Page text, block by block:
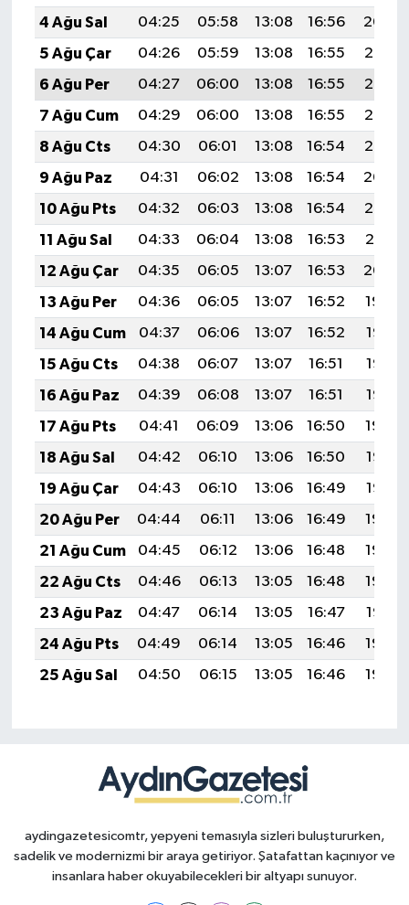
4 Ağu Sal
04:25 05:58 13:08 16:56
20:09
5 Ağu Çar
04:26 05:59 13:08 16:55
20:08
6 Ağu Per
04:27 06:00 13:08 16:55
20:07
7 Ağu Cum
04:29 06:00 13:08 16:55
20:06
8 Ağu Cts
04:30 06:01 13:08 16:54
20:05
9 Ağu Paz
04:31 06:02 13:08 16:54
20:04
10 Ağu Pts
04:32 06:03 13:08 16:54
20:03
11 Ağu Sal
04:33 06:04 13:08 16:53
20:01
12 Ağu Çar
04:35 06:05 13:07 16:53
20:00
13 Ağu Per
04:36 06:05 13:07 16:52
19:59
14 Ağu Cum
04:37 06:06 13:07 16:52
19:58
15 Ağu Cts
04:38 06:07 13:07 16:51
19:57
16 Ağu Paz
04:39 06:08 13:07 16:51
19:56
17 Ağu Pts
04:41 06:09 13:06 16:50
19:54
18 Ağu Sal
04:42 06:10 13:06 16:50
19:53
19 Ağu Çar
04:43 06:10 13:06 16:49
19:52
20 Ağu Per
04:44 06:11 13:06 16:49
19:50
21 Ağu Cum
04:45 06:12 13:06 16:48
19:49
22 Ağu Cts
04:46 06:13 13:05 16:48
19:48
23 Ağu Paz
04:47 06:14 13:05 16:47
19:47
24 Ağu Pts
04:49 06:14 13:05 16:46
19:45
25 Ağu Sal
04:50 06:15 13:05 16:46 19:44
aydingazetesicomtr, yepyeni temasıyla sizleri buluştururken,
sadelik ve modernizmi bir araya getiriyor. Şatafattan kaçınıyor ve
insanlara haber okuyabilecekleri bir altyapı sunuyor.